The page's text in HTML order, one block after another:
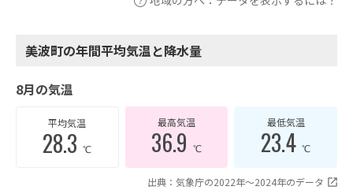
美波町の年間平均気温と降水量
8月の気温
平均気温
28.3℃
最高気温
36.9 ℃
最低気温
23.4℃
出典：気象庁の2022年〜2024年のデータ